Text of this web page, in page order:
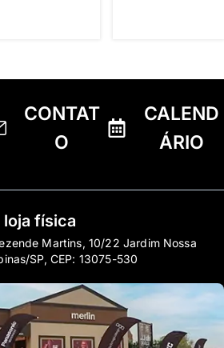
CONTAT
O
CALEND
ÁRIO
loja física
Martins, 10/22 Jardim Nossa
SP, CEP: 13075-530